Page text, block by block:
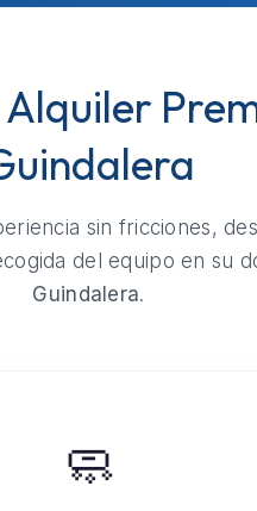
sin fricciones,
del equipo en su
Guindalera.
🧼